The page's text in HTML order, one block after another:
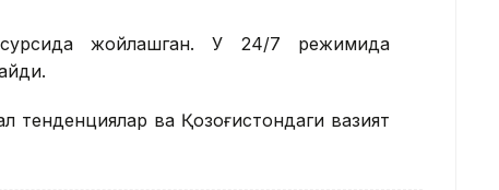
жойлашган. У 24/7 режимида
тенденциялар ва Қозоғистондаги вазият